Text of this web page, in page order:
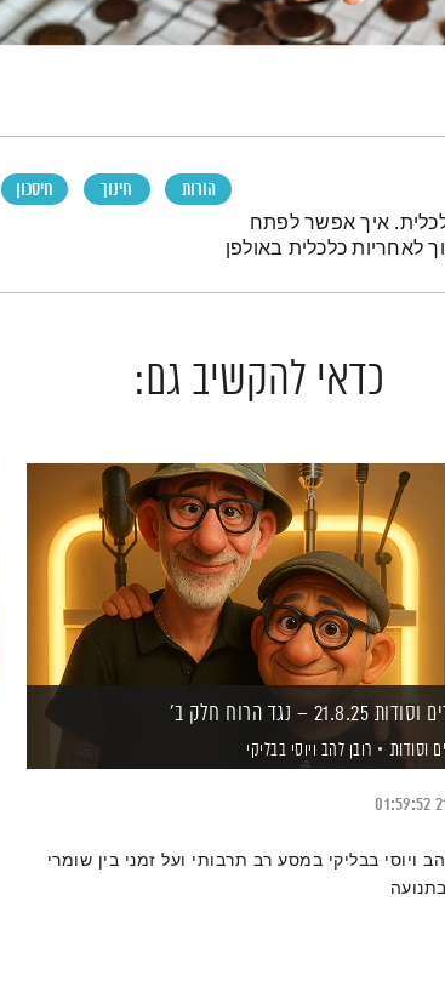
הורות חינוך חיסכון
איך אפשר לפתח
לאחריות כלכלית באולפן
כדאי להקשיב גם:
21.8.25 – נגד הרוח חלק ב'
וסודות רובן להב ויוסי בבליקי
01:59:52
ויוסי בבליקי במסע רב תרבותי ועל זמני בין שומרי